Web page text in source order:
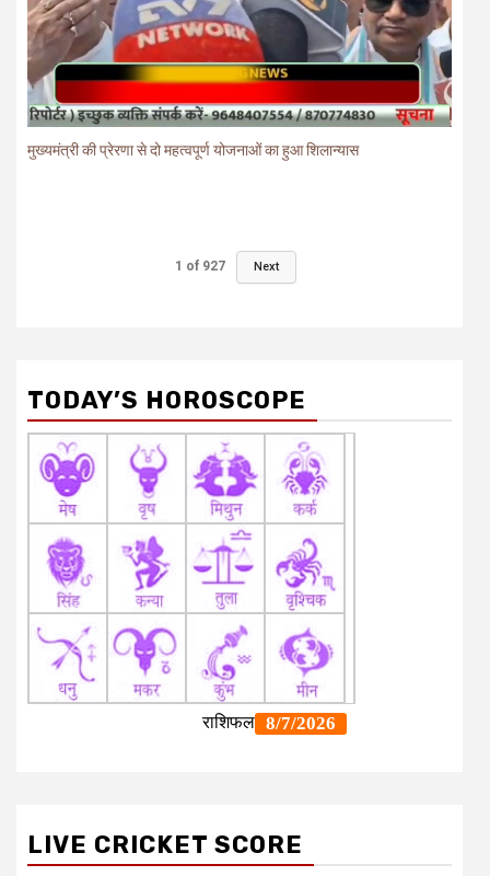
मुख्यमंत्री की प्रेरणा से दो महत्वपूर्ण योजनाओं का हुआ शिलान्यास
1 of 927 Next
TODAY’S HOROSCOPE
LIVE CRICKET SCORE